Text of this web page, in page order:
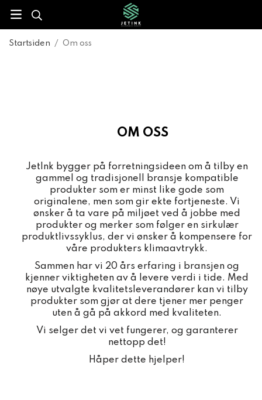
Startsiden / Om oss
OM OSS
JetInk bygger på forretningsideen om å tilby en
gammel og tradisjonell bransje kompatible
produkter som er minst like gode som
originalene, men som gir ekte fortjeneste. Vi
ønsker å ta vare på miljøet ved å jobbe med
produkter og merker som følger en sirkulær
produktlivssyklus, der vi ønsker å kompensere for
våre produkters klimaavtrykk.
Sammen har vi 20 års erfaring i bransjen og
kjenner viktigheten av å levere verdi i tide. Med
nøye utvalgte kvalitetsleverandører kan vi tilby
produkter som gjør at dere tjener mer penger
uten å gå på akkord med kvaliteten.
Vi selger det vi vet fungerer, og garanterer
nettopp det!
Håper dette hjelper!